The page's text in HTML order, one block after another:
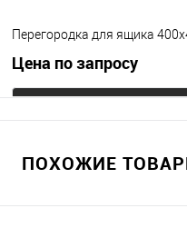
Перегородка для ящика
Цена по запросу
Купить в 1 клик
ПОХОЖИЕ